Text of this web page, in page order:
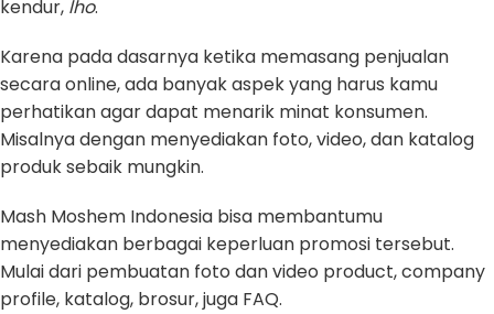
kendur, lho.
Karena pada dasarnya ketika memasang penjualan
secara online, ada banyak aspek yang harus kamu
perhatikan agar dapat menarik minat konsumen.
Misalnya dengan menyediakan foto, video, dan katalog
produk sebaik mungkin.
Mash Moshem Indonesia bisa membantumu
menyediakan berbagai keperluan promosi tersebut.
Mulai dari pembuatan foto dan video product, company
profile, katalog, brosur, juga FAQ.